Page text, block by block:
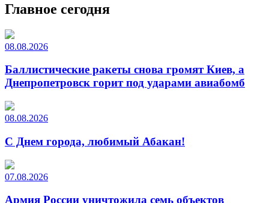
Главное сегодня
08.08.2026
Баллистические ракеты снова громят Киев, а
Днепропетровск горит под ударами авиабомб
08.08.2026
С Днем города, любимый Абакан!
07.08.2026
Армия России уничтожила семь объектов